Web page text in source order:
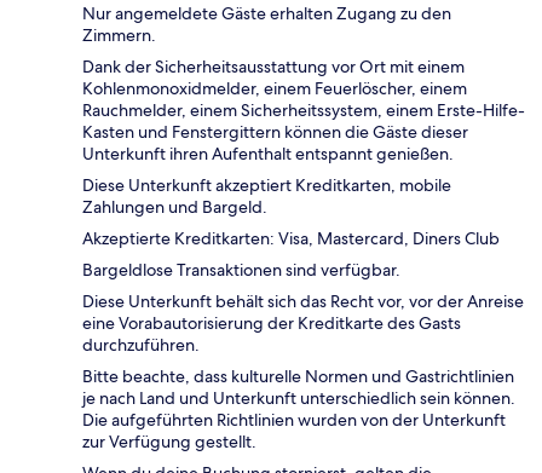
Nur angemeldete Gäste erhalten Zugang zu den
Zimmern.
Dank der Sicherheitsausstattung vor Ort mit einem
Kohlenmonoxidmelder, einem Feuerlöscher, einem
Rauchmelder, einem Sicherheitssystem, einem Erste-Hilfe-
Kasten und Fenstergittern können die Gäste dieser
Unterkunft ihren Aufenthalt entspannt genießen.
Diese Unterkunft akzeptiert Kreditkarten, mobile
Zahlungen und Bargeld.
Akzeptierte Kreditkarten: Visa, Mastercard, Diners Club
Bargeldlose Transaktionen sind verfügbar.
Diese Unterkunft behält sich das Recht vor, vor der Anreise
eine Vorabautorisierung der Kreditkarte des Gasts
durchzuführen.
Bitte beachte, dass kulturelle Normen und Gastrichtlinien
je nach Land und Unterkunft unterschiedlich sein können.
Die aufgeführten Richtlinien wurden von der Unterkunft
zur Verfügung gestellt.